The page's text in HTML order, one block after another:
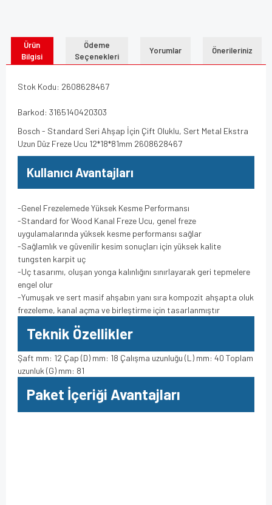
Ürün
Bilgisi
Ödeme
Seçenekleri
Yorumlar Önerileriniz
Stok Kodu: 2608628467
Barkod: 3165140420303
Bosch - Standard Seri Ahşap İçin Çift Oluklu, Sert Metal Ekstra
Uzun Düz Freze Ucu 12*18*81mm 2608628467
Kullanıcı Avantajları
-Genel Frezelemede Yüksek Kesme Performansı
-Standard for Wood Kanal Freze Ucu, genel freze
uygulamalarında yüksek kesme performansı sağlar
-Sağlamlık ve güvenilir kesim sonuçları için yüksek kalite
tungsten karpit uç
-Uç tasarımı, oluşan yonga kalınlığını sınırlayarak geri tepmelere
engel olur
-Yumuşak ve sert masif ahşabın yanı sıra kompozit ahşapta oluk
frezeleme, kanal açma ve birleştirme için tasarlanmıştır
Teknik Özellikler
Şaft mm: 12 Çap (D) mm: 18 Çalışma uzunluğu (L) mm: 40 Toplam
uzunluk (G) mm: 81
Paket İçeriği Avantajları